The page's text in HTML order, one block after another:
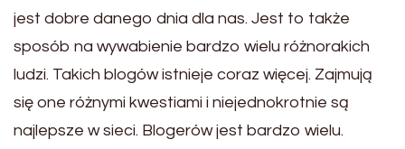
jest dobre danego dnia dla nas. Jest to także
sposób na wywabienie bardzo wielu różnorakich
ludzi. Takich blogów istnieje coraz więcej. Zajmują
się one różnymi kwestiami i niejednokrotnie są
najlepsze w sieci. Blogerów jest bardzo wielu.